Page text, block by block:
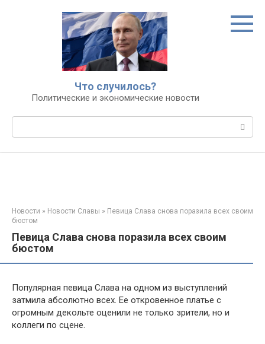
Что случилось?
Политические и экономические новости
Новости » Новости Славы » Певица Слава снова поразила всех своим
бюстом
Певица Слава снова поразила всех своим
бюстом
Популярная певица Слава на одном из выступлений
затмила абсолютно всех. Ее откровенное платье с
огромным декольте оценили не только зрители, но и
коллеги по сцене.